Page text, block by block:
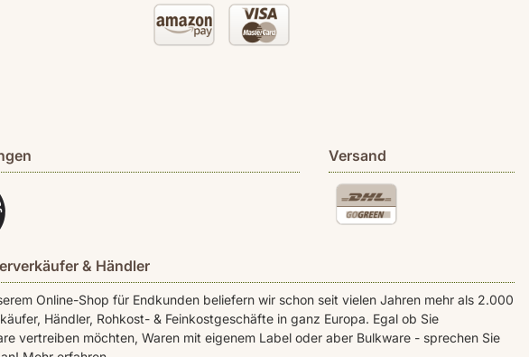
Versand
& Händler
Online-Shop für Endkunden beliefern wir schon seit vielen Jahren mehr als 2.000
Händler, Rohkost- & Feinkostgeschäfte in ganz Europa. Egal ob Sie
vertreiben möchten, Waren mit eigenem Label oder aber Bulkware - sprechen Sie